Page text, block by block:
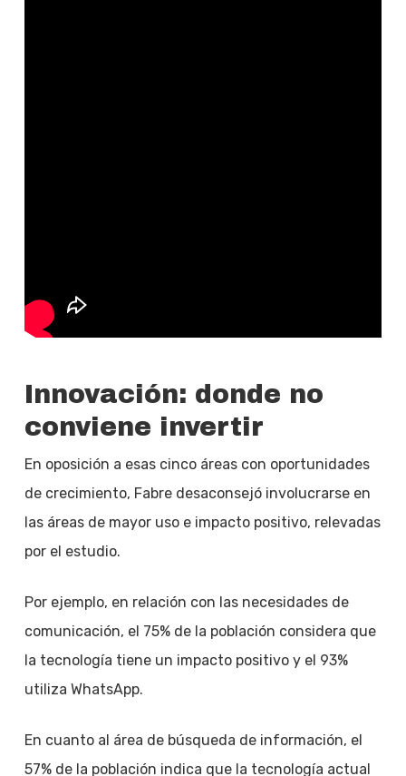
Innovación: donde no
conviene invertir
En oposición a esas cinco áreas con oportunidades
de crecimiento, Fabre desaconsejó involucrarse en
las áreas de mayor uso e impacto positivo, relevadas
por el estudio.
Por ejemplo, en relación con las necesidades de
comunicación, el 75% de la población considera que
la tecnología tiene un impacto positivo y el 93%
utiliza WhatsApp.
En cuanto al área de búsqueda de información, el
57% de la población indica que la tecnología actual